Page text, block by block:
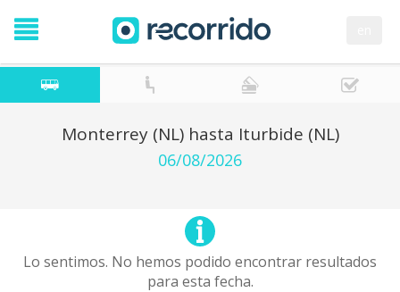
Monterrey (NL) hasta Iturbide (NL)
06/08/2026
Lo sentimos. No hemos podido encontrar resultados
para esta fecha.